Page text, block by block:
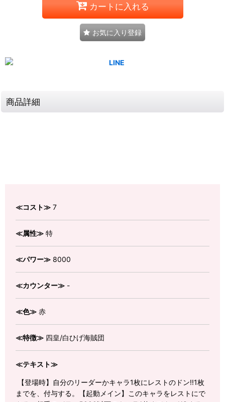
カートに入れる
お気に入り登録
商品詳細
≪コスト≫ 7
≪属性≫ 特
≪パワー≫ 8000
≪カウンター≫ -
≪色≫ 赤
≪特徴≫ 四皇/白ひげ海賊団
≪テキスト≫
【登場時】自分のリーダーかキャラ1枚にレストのドン!!1枚
までを、付与する。【起動メイン】このキャラをレストにで